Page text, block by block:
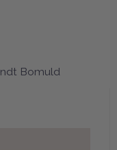
Bomuld